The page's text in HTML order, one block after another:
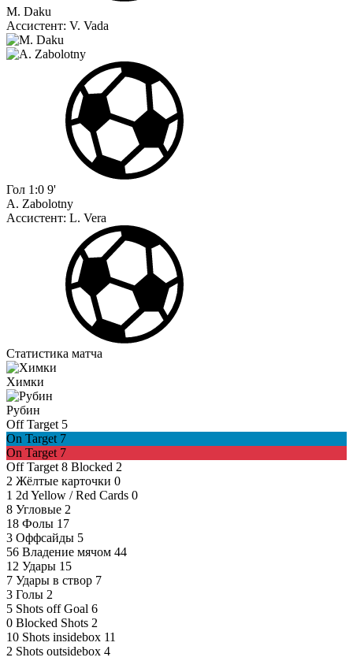
M. Daku
Ассистент: V. Vada
Гол 1:0 9'
A. Zabolotny
Ассистент: L. Vera
Статистика матча
Химки
Рубин
Off Target 5
On Target 7
On Target 7
Off Target 8 Blocked 2
2 Жёлтые карточки 0
1 2d Yellow / Red Cards 0
8 Угловые 2
18 Фолы 17
3 Оффсайды 5
56 Владение мячом 44
12 Удары 15
7 Удары в створ 7
3 Голы 2
5 Shots off Goal 6
0 Blocked Shots 2
10 Shots insidebox 11
2 Shots outsidebox 4